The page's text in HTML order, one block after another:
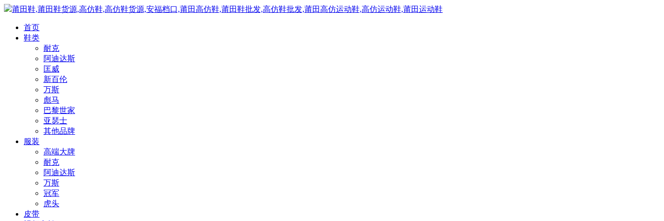
莆田鞋,莆田鞋货源,高仿鞋,高仿鞋货源,安福档口,莆田高仿鞋,莆田鞋批发,高仿鞋批发,莆田高仿运动鞋,高仿运动鞋,莆田运动鞋
首页
鞋类
耐克
阿迪达斯
匡威
新百伦
万斯
彪马
巴黎世家
亚瑟士
其他品牌
服装
高端大牌
耐克
阿迪达斯
万斯
冠军
虎头
皮带